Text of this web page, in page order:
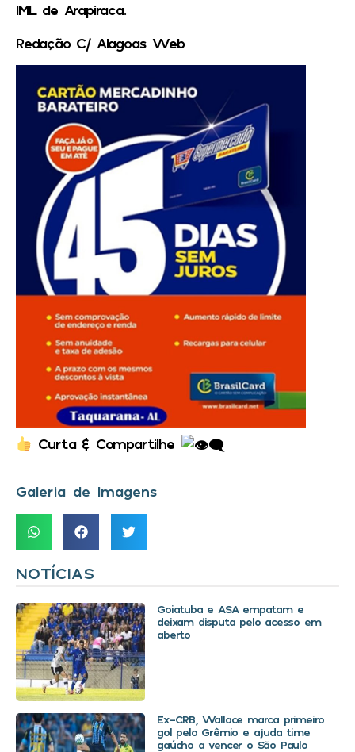
IML de Arapiraca.
Redação C/ Alagoas Web
Curta & Compartilhe
Galeria de Imagens
NOTÍCIAS
Goiatuba e ASA empatam e
deixam disputa pelo acesso em
aberto
Ex-CRB, Wallace marca primeiro
gol pelo Grêmio e ajuda time
gaúcho a vencer o São Paulo